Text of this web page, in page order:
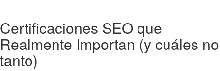
Certificaciones SEO que
Realmente Importan (y cuáles no
tanto)